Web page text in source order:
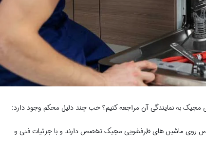
مجیک به نمایندگی آن مراجعه کنیم؟ خب چند دلیل محکم وجود دارد:
خاص روی ماشین های ظرفشویی مجیک تخصص دارند و با جزئیات فنی و